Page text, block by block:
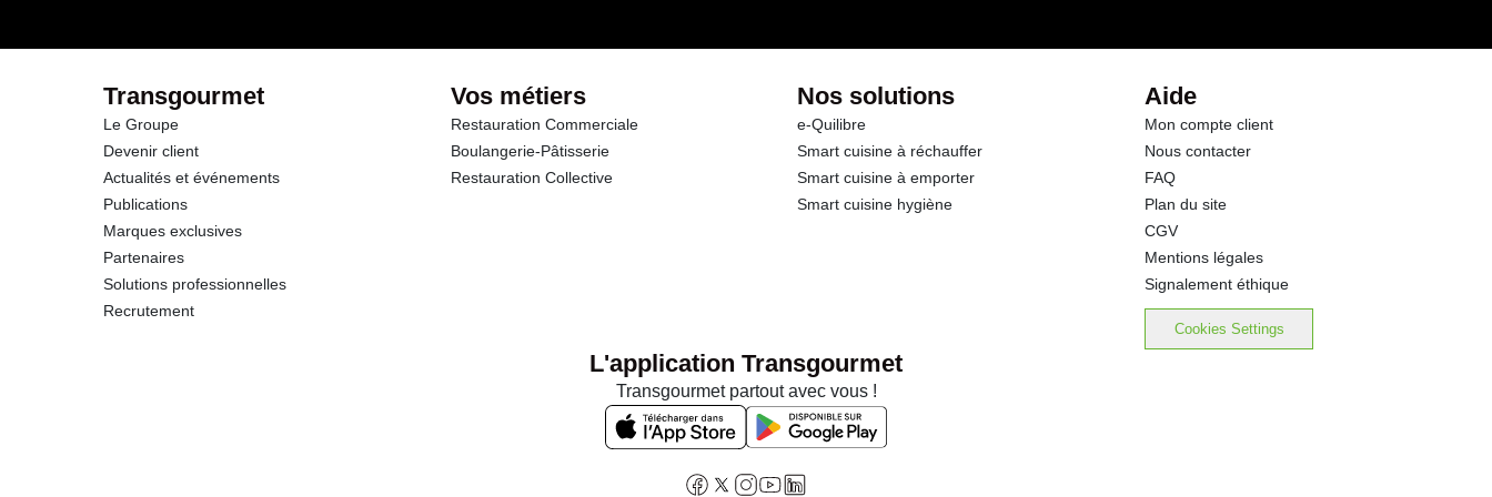
Protéines
Sel
Transgourmet
Le Groupe
Devenir client
Actualités et événements
Publications
Marques exclusives
Partenaires
Solutions professionnelles
Recrutement
Vos métiers
Restauration Commerciale
Boulangerie-Pâtisserie
Restauration Collective
Nos solutions
e-Quilibre
Smart cuisine à réchauffer
Smart cuisine à emporter
Smart cuisine hygiène
Aide
Mon compte client
Nous contacter
FAQ
Plan du site
CGV
Mentions légales
Signalement éthique
Cookies Settings
L'application Transgourmet
Transgourmet partout avec vous !